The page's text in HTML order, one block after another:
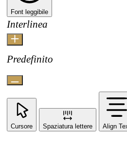
Font leggibile
Interlinea
Predefinito
Cursore Spaziatura lettere Align